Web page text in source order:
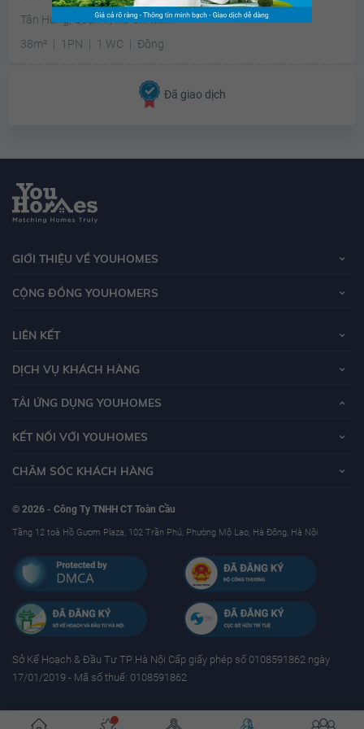
Tân Hưng, Quận 7, Hồ Chí Minh
38m²
1PN 1 WC Đông
Đã giao dịch
GIỚI THIỆU VỀ YOUHOMES
CỘNG ĐỒNG YOUHOMERS
LIÊN KẾT
DỊCH VỤ KHÁCH HÀNG
TẢI ỨNG DỤNG YOUHOMES
KẾT NỐI VỚI YOUHOMES
CHĂM SÓC KHÁCH HÀNG
© 2026 - Công Ty TNHH CT Toàn Cầu
Tầng 12 toà Hồ Gươm Plaza, 102 Trần Phú, Phường Mộ Lao, Hà Đông, Hà Nội
Sở Kế Hoạch & Ðầu Tư TP Hà Nội Cấp giấy phép số 0108591862 ngày
17/01/2019 - Mã số thuế: 0108591862